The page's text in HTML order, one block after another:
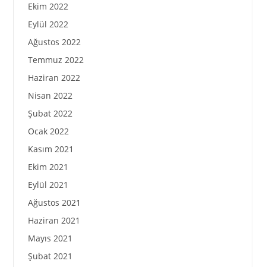
Ekim 2022
Eylül 2022
Ağustos 2022
Temmuz 2022
Haziran 2022
Nisan 2022
Şubat 2022
Ocak 2022
Kasım 2021
Ekim 2021
Eylül 2021
Ağustos 2021
Haziran 2021
Mayıs 2021
Şubat 2021